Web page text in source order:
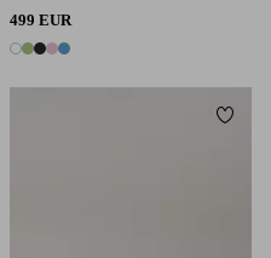
499 EUR
5 värejä
suosikkeihin Lisää